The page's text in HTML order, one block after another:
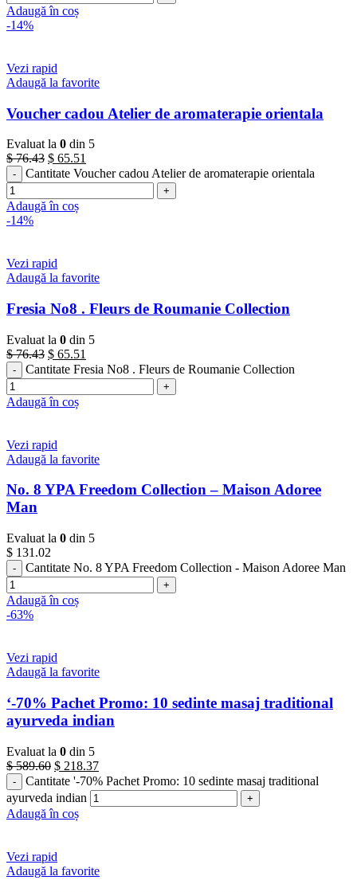
Adaugă în coș
-14%
Vezi rapid
Adaugă la favorite
Voucher cadou Atelier de aromaterapie orientala
Evaluat la 0 din 5
$76.43 $ 65.51
Cantitate Voucher cadou Atelier de aromaterapie orientala
Adaugă în coș
-14%
Vezi rapid
Adaugă la favorite
Fresia No8 . Fleurs de Roumanie Collection
Evaluat la 0 din 5
$76.43 $ 65.51
Cantitate Fresia No8 . Fleurs de Roumanie Collection
Adaugă în coș
Vezi rapid
Adaugă la favorite
No. 8 YPA Freedom Collection – Maison Adoree
Man
Evaluat la 0 din 5
$ 131.02
Cantitate No. 8 YPA Freedom Collection - Maison Adoree Man
Adaugă în coș
-63%
Vezi rapid
Adaugă la favorite
‘-70% Pachet Promo: 10 sedinte masaj traditional
ayurveda indian
Evaluat la 0 din 5
$589.60 $ 218.37
Cantitate '-70% Pachet Promo: 10 sedinte masaj traditional
ayurveda indian
Adaugă în coș
Vezi rapid
Adaugă la favorite